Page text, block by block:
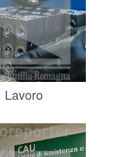
Lavoro